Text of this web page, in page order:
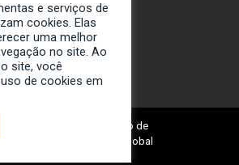
2024. Portal Novo Momento de
Desenvolvido por: Spivit Global
e serviços de
cookies. Elas
uma melhor
no site. Ao
site, você
de cookies em